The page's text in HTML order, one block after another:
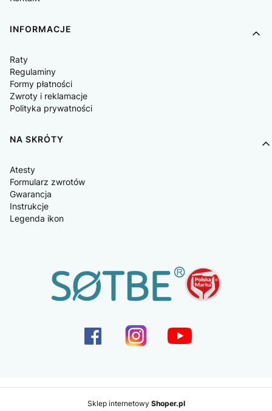
INFORMACJE
Raty
Regulaminy
Formy płatności
Zwroty i reklamacje
Polityka prywatności
NA SKRÓTY
Atesty
Formularz zwrotów
Gwarancja
Instrukcje
Legenda ikon
Sklep internetowy Shoper.pl